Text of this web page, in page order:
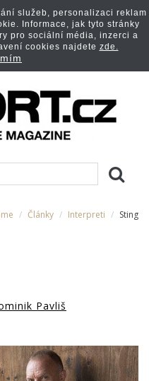
Články Interpreti Sting
Pavliš
služeb, personalizaci reklam
Informace, jak tyto stránky
pro sociální média, inzerci a
cookies najdete zde.